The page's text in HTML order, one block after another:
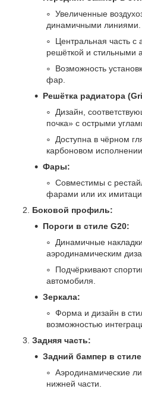
Увеличенные
динамичными линиями.
Центральная часть с
решёткой и стильными
Возможность
фар.
Решётка радиатора
Дизайн,
почка» с острыми
Доступна в чёрном
карбоновом исполнении.
Фары:
Совместимы с
фарами или их
Боковой профиль:
Пороги в стиле G20:
Динамичные
аэродинамическим
Подчёркивают
автомобиля.
Зеркала:
Форма и дизайн в
возможностью
Задняя часть:
Задний бампер в
Аэродинамические
нижней части.